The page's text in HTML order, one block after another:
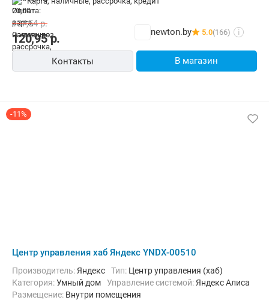
120,95р.
137,54р.
newton.by 5.0(166) i
Контакты В магазин
-11%
Центр управления хаб Яндекс YNDX-00510
Производитель: Яндекс Тип: Центр управления (хаб)
Категория:Умный дом Управление системой: Яндекс Алиса
Размещение: Внутри помещения